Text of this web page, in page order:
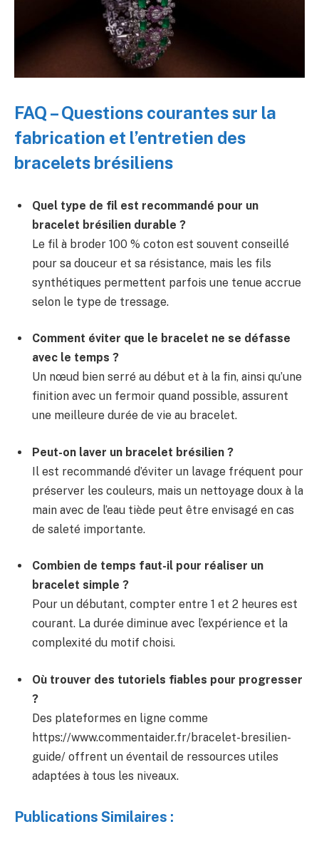
FAQ – Questions courantes sur la
fabrication et l’entretien des
bracelets brésiliens
Quel type de fil est recommandé pour un
bracelet brésilien durable ?
Le fil à broder 100 % coton est souvent conseillé
pour sa douceur et sa résistance, mais les fils
synthétiques permettent parfois une tenue accrue
selon le type de tressage.
Comment éviter que le bracelet ne se défasse
avec le temps ?
Un nœud bien serré au début et à la fin, ainsi qu’une
finition avec un fermoir quand possible, assurent
une meilleure durée de vie au bracelet.
Peut-on laver un bracelet brésilien ?
Il est recommandé d’éviter un lavage fréquent pour
préserver les couleurs, mais un nettoyage doux à la
main avec de l’eau tiède peut être envisagé en cas
de saleté importante.
Combien de temps faut-il pour réaliser un
bracelet simple ?
Pour un débutant, compter entre 1 et 2 heures est
courant. La durée diminue avec l’expérience et la
complexité du motif choisi.
Où trouver des tutoriels fiables pour progresser
?
Des plateformes en ligne comme
https://www.commentaider.fr/bracelet-bresilien-
guide/ offrent un éventail de ressources utiles
adaptées à tous les niveaux.
Publications Similaires :